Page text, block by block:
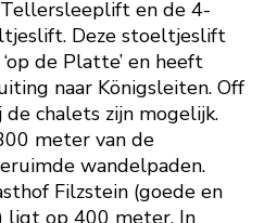
en de 4-
Deze stoeltjeslift
de Platte’ en heeft
naar Königsleiten. Off
chalets zijn mogelijk.
meter van de
wandelpaden.
Filzstein (goede en
ligt op 400 meter. In